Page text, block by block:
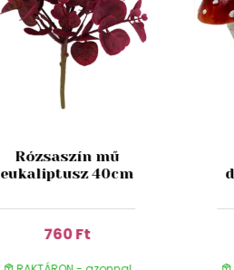
Rózsaszín mű
eukaliptusz 40cm
760 Ft